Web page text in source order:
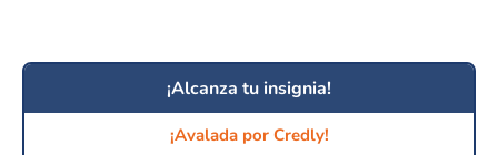
¡Alcanza tu insignia!
¡Avalada por Credly!